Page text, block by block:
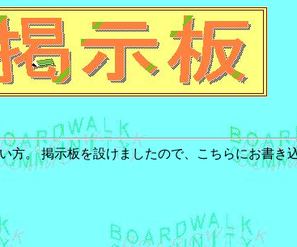
。 掲示板を設けましたので、こちらにお書き